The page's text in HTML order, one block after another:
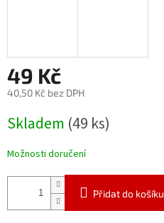
49 Kč
40,50 Kč bez DPH
cena:
Skladem (49 ks)
Možnosti doručení
Přidat do košíku